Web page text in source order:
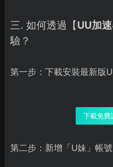
三. 如何透過【UU加
驗？
第一步：下載安裝最新版
下載免費
第二步：新增「U妹」帳